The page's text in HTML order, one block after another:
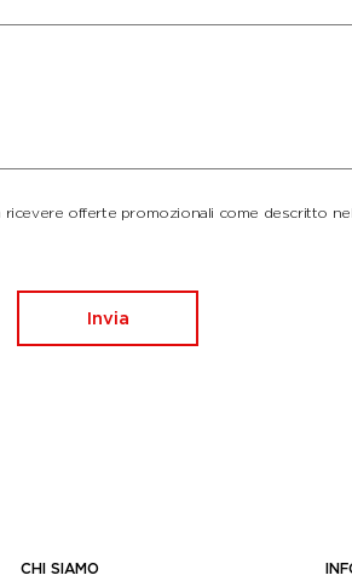
offerte promozionali come descritto
Invia
CHI SIAMO